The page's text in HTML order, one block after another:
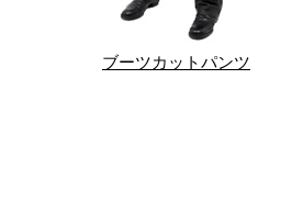
ブーツカットパンツ